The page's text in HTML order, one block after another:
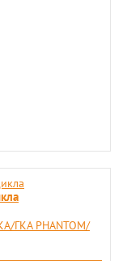
ГКА PHANTOM/